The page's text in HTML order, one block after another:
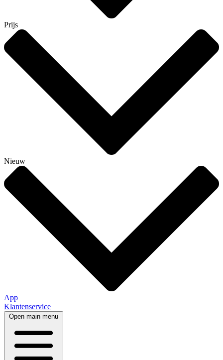
Prijs
Nieuw
App
Klantenservice
Open main menu